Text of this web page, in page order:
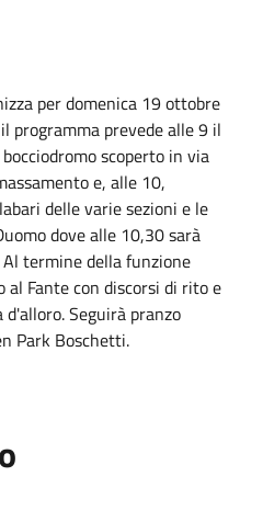
per domenica 19 ottobre
programma prevede alle 9 il
scoperto in via
e, alle 10,
delle varie sezioni e le
dove alle 10,30 sarà
termine della funzione
Fante con discorsi di rito e
Seguirà pranzo
Park Boschetti.